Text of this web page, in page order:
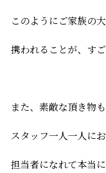
このようにご家族の
携われることが、す
また、素敵な頂き物
スタッフ一人一人にお
担当者になれて本当